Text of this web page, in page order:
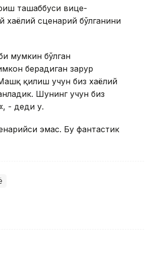
ташаббуси вице-
хаёлий сценарий бўлганини
мумкин бўлган
берадиган зарур
қилиш учун биз хаёлий
Шунинг учун биз
- деди у.
эмас. Бу фантастик